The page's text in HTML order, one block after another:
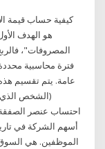
كيفية حساب قيمة
هو الهدف
المصروفات"،
فترة محاسبية
عامة. يتم تقسيم
(الشخص الذي
احتساب عنصر
أسهم الشركة في
الموظفين. هي السوق